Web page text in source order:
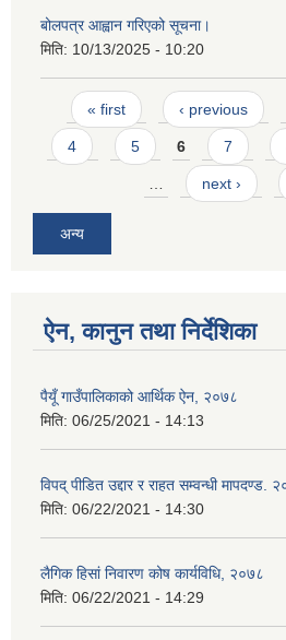
बोलपत्र आह्वान गरिएको सूचना।
मिति: 10/13/2025 - 10:20
Pages
« first ‹ previous
4 5 6 7
next ›
अन्य
ऐन, कानुन तथा निर्देशिका
पैयूँ गाउँपालिकाको आर्थिक ऐन, २०७८
मिति: 06/25/2021 - 14:13
विपद् पीडित उद्दार र राहत सम्वन्धी मापदण्ड.
मिति: 06/22/2021 - 14:30
लैगिक हिसां निवारण कोष कार्यविधि, २०७८
मिति: 06/22/2021 - 14:29